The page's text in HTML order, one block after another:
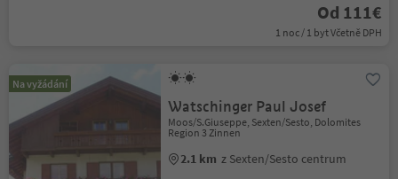
Od 111€
1 noc / 1 byt Včetně DPH
Na vyžádání
Watschinger Paul Josef
Moos/S.Giuseppe, Sexten/Sesto, Dolomites
Region 3 Zinnen
2.1 km z Sexten/Sesto centrum